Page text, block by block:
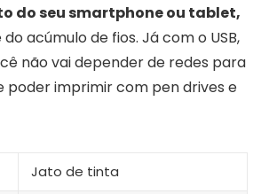
do seu smartphone ou tablet,
acúmulo de fios. Já com o USB,
não vai depender de redes para
poder imprimir com pen drives e
Jato de tinta